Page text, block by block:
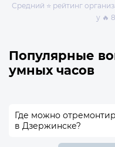
Средний ⭐ рейтинг
у 🔥
Популярные
умных часов
Где можно
в Дзержинске?